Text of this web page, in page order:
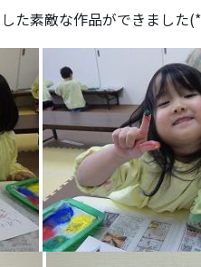
た素敵な作品ができました